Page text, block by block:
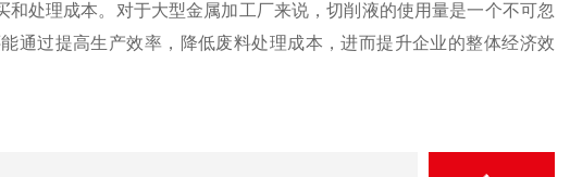
理成本。对于大型金属加工厂来说，切削液的使用量是一个不可忽
通过提高生产效率，降低废料处理成本，进而提升企业的整体经济效